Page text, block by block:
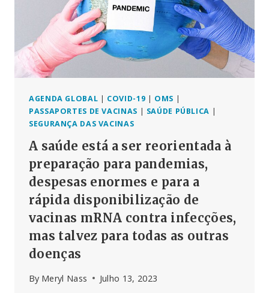
AGENDA GLOBAL | COVID-19 | OMS |
PASSAPORTES DE VACINAS | SAÚDE PÚBLICA |
SEGURANÇA DAS VACINAS
A saúde está a ser reorientada à
preparação para pandemias,
despesas enormes e para a
rápida disponibilização de
vacinas mRNA contra infecções,
mas talvez para todas as outras
doenças
By Meryl Nass Julho 13, 2023